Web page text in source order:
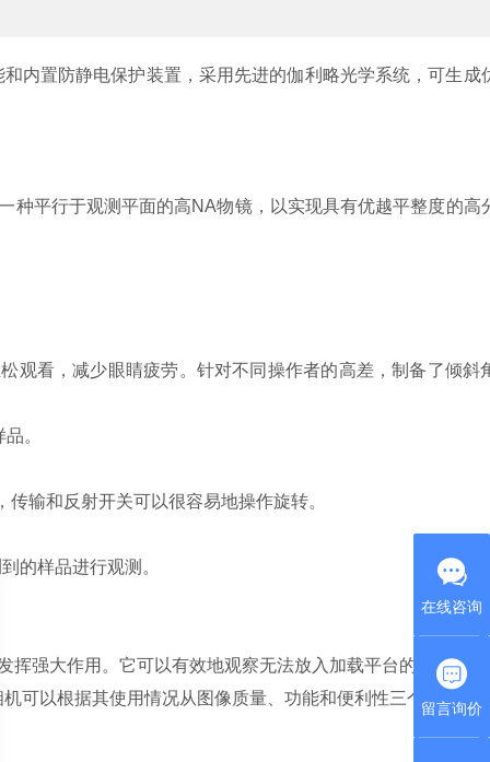
置防静电保护装置，采用先进的伽利略光学系统，可生成
平行于观测平面的高NA物镜，以实现具有优越平整度的高
看，减少眼睛疲劳。针对不同操作者的高差，制备了倾斜
。
输和反射开关可以很容易地操作旋转。
的样品进行观测。
大作用。它可以有效地观察无法放入加载平台的大样品。
以根据其使用情况从图像质量、功能和便利性三个方面来
在线咨询
留言询价